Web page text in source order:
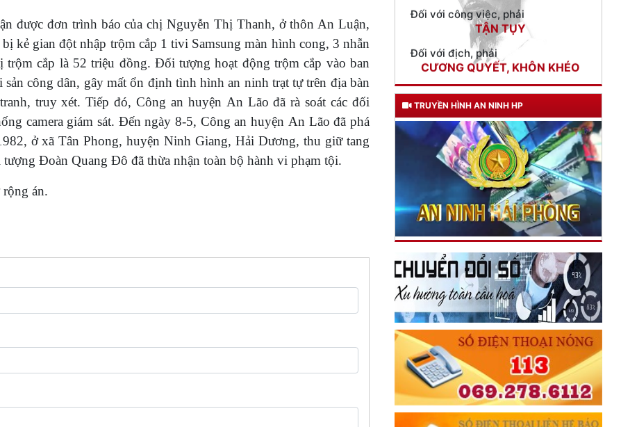
được đơn trình báo của chị Nguyễn Thị Thanh, ở thôn An Luận,
kẻ gian đột nhập trộm cắp 1 tivi Samsung màn hình cong, 3 nhẫn
cắp là 52 triệu đồng. Đối tượng hoạt động trộm cắp vào ban
công dân, gây mất ổn định tình hình an ninh trạt tự trên địa bàn
truy xét. Tiếp đó, Công an huyện An Lão đã rà soát các đối
camera giám sát. Đến ngày 8-5, Công an huyện An Lão đã phá
ở xã Tân Phong, huyện Ninh Giang, Hải Dương, thu giữ tang
Đoàn Quang Đô đã thừa nhận toàn bộ hành vi phạm tội.
án.
Đối với địch, phải
CƯƠNG QUYẾT, KHÔN KHÉO
Trích thư Chủ tịch Hồ Chí Minh
gửi Công an Khu XII,
ngày 11 tháng 3 năm 1948.
TRUYỀN HÌNH AN NINH HP